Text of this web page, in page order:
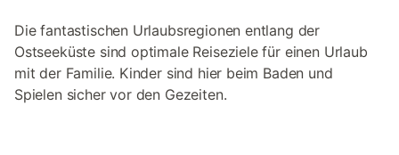
Die fantastischen Urlaubsregionen entlang der
Ostseeküste sind optimale Reiseziele für einen Urlaub
mit der Familie. Kinder sind hier beim Baden und
Spielen sicher vor den Gezeiten.